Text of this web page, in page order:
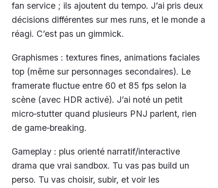
fan service ; ils ajoutent du tempo. J’ai pris deux
décisions différentes sur mes runs, et le monde a
réagi. C’est pas un gimmick.
Graphismes : textures fines, animations faciales
top (même sur personnages secondaires). Le
framerate fluctue entre 60 et 85 fps selon la
scène (avec HDR activé). J’ai noté un petit
micro‑stutter quand plusieurs PNJ parlent, rien
de game‑breaking.
Gameplay : plus orienté narratif/interactive
drama que vrai sandbox. Tu vas pas build un
perso. Tu vas choisir, subir, et voir les